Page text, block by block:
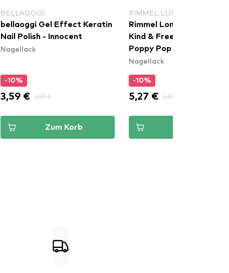
BELLAOGGI
bellaoggi Gel Effect Keratin
Nail Polish - Innocent
Nagellack
-10%
3,59 € 3,99 €
Zum Korb
RIMMEL LONDON
Rimmel London
Kind & Free Nail Polish -
Poppy Pop Red
Nagellack
-10%
5,27 € 5,85 €